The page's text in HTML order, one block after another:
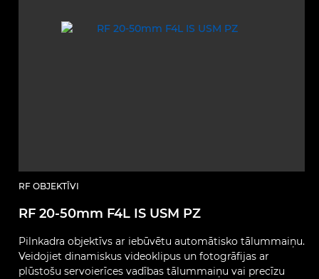
RF OBJEKTĪVI
RF 20-50mm F4L IS USM PZ
Pilnkadra objektīvs ar iebūvētu automātisko tālummaiņu.
Veidojiet dinamiskus videoklipus un fotogrāfijas ar
plūstošu servoierīces vadības tālummaiņu vai precīzu